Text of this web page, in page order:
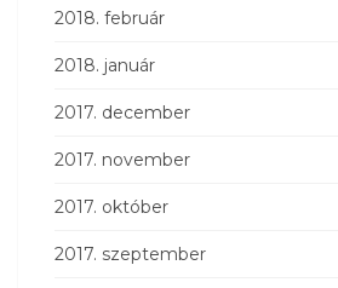
2018. február
2018. január
2017. december
2017. november
2017. október
2017. szeptember